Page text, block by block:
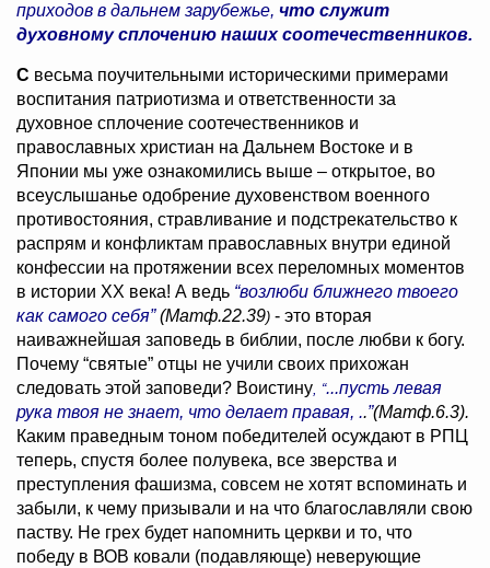
приходов в дальнем зарубежье, что служит
духовному сплочению наших соотечественников.
С весьма поучительными историческими примерами
воспитания патриотизма и ответственности за
духовное сплочение соотечественников и
православных христиан на Дальнем Востоке и в
Японии мы уже ознакомились выше – открытое, во
всеуслышанье одобрение духовенством военного
противостояния, стравливание и подстрекательство к
распрям и конфликтам православных внутри единой
конфессии на протяжении всех переломных моментов
в истории ХХ века! А ведь “возлюби ближнего твоего
как самого себя” (Матф.22.39) - это вторая
наиважнейшая заповедь в библии, после любви к богу.
Почему “святые” отцы не учили своих прихожан
следовать этой заповеди? Воистину, “...пусть левая
рука твоя не знает, что делает правая, ..”(Матф.6.3).
Каким праведным тоном победителей осуждают в РПЦ
теперь, спустя более полувека, все зверства и
преступления фашизма, совсем не хотят вспоминать и
забыли, к чему призывали и на что благославляли свою
паству. Не грех будет напомнить церкви и то, что
победу в ВОВ ковали (подавляюще) неверующие